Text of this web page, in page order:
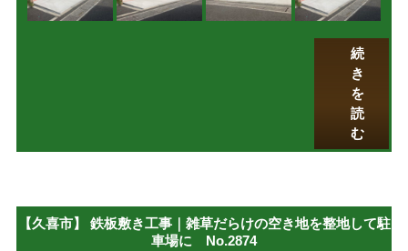
続
き
を
読
む
【久喜市】 鉄板敷き工事｜雑草だらけの空き地を整地して駐
車場に No.2874